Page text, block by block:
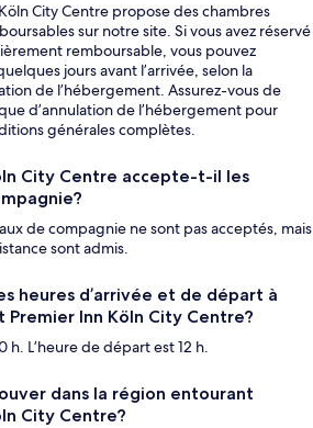
City Centre propose des chambres
sur notre site. Si vous avez réservé
remboursable, vous pouvez
jours avant l’arrivée, selon la
de l’hébergement. Assurez-vous de
d’annulation de l’hébergement pour
générales complètes.
City Centre accepte-t-il les
de compagnie ne sont pas acceptés, mais
sont admis.
heures d’arrivée et de départ à
Premier Inn Köln City Centre?
h. L’heure de départ est 12 h.
dans la région entourant
City Centre?